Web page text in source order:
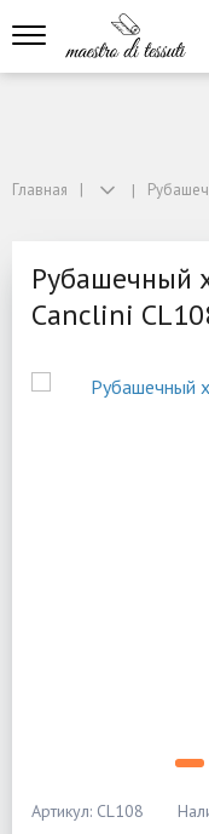
Главная
Рубашечный
Canclini
Артикул: CL108